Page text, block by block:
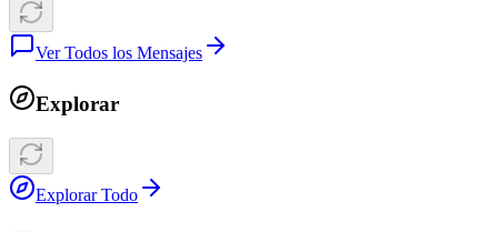
Ver Todos los Mensajes
Explorar
Explorar Todo